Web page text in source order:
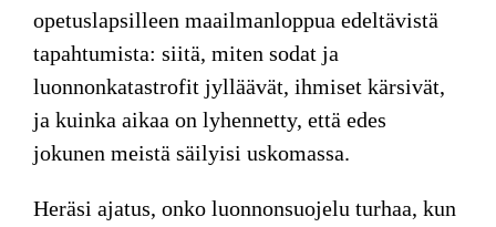
opetuslapsilleen maailmanloppua edeltävistä
tapahtumista: siitä, miten sodat ja
luonnonkatastrofit jylläävät, ihmiset kärsivät,
ja kuinka aikaa on lyhennetty, että edes
jokunen meistä säilyisi uskomassa.
Heräsi ajatus, onko luonnonsuojelu turhaa, kun